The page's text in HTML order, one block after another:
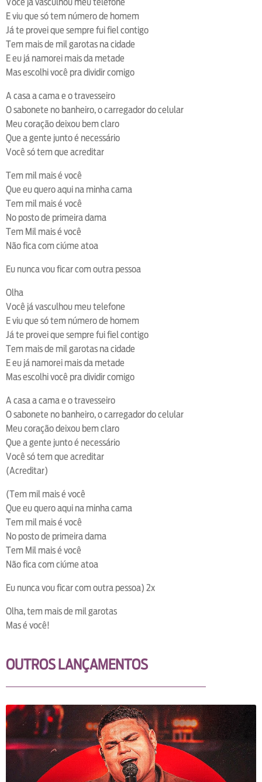
E viu que só tem número de homem
Já te provei que sempre fui fiel contigo
Tem mais de mil garotas na cidade
E eu já namorei mais da metade
Mas escolhi você pra dividir comigo
A casa a cama e o travesseiro
O sabonete no banheiro, o carregador do celular
Meu coração deixou bem claro
Que a gente junto é necessário
Você só tem que acreditar
Tem mil mais é você
Que eu quero aqui na minha cama
Tem mil mais é você
No posto de primeira dama
Tem Mil mais é você
Não fica com ciúme atoa
Eu nunca vou ficar com outra pessoa
Olha
Você já vasculhou meu telefone
E viu que só tem número de homem
Já te provei que sempre fui fiel contigo
Tem mais de mil garotas na cidade
E eu já namorei mais da metade
Mas escolhi você pra dividir comigo
A casa a cama e o travesseiro
O sabonete no banheiro, o carregador do celular
Meu coração deixou bem claro
Que a gente junto é necessário
Você só tem que acreditar
(Acreditar)
(Tem mil mais é você
Que eu quero aqui na minha cama
Tem mil mais é você
No posto de primeira dama
Tem Mil mais é você
Não fica com ciúme atoa
Eu nunca vou ficar com outra pessoa) 2x
Olha, tem mais de mil garotas
Mas é você!
OUTROS LANÇAMENTOS